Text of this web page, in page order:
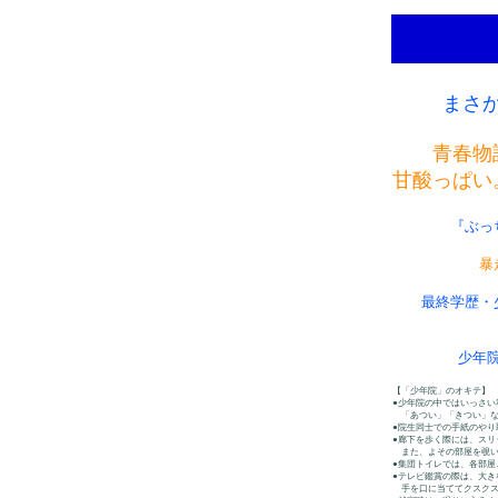
まさ
青春物
甘酸っぱ
『ぶ
暴
最終学歴・
少年
【「少年院」のオキテ】
●少年院の中ではいっさい
「あつい」「きつい」な
●院生同士での手紙のやり
●廊下を歩く際には、スリ
また、よその部屋を覗い
●集団トイレでは、各部屋
●テレビ鑑賞の際は、大き
手を口に当ててクスクス